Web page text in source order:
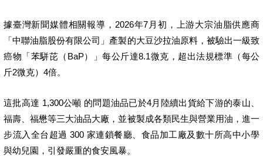
據臺灣新聞媒體相關報導，2026年7月初，上游大宗油脂供應商
「中聯油脂股份有限公司」產製的大豆沙拉油原料，被驗出一級致
癌物「苯駢芘（BaP）」每公斤達8.1微克，超出法規標準（每公
斤2微克）4倍。
這批高達 1,300公噸 的問題油品已於4月陸續出貨給下游的泰山、
福壽、福懋等三大油品大廠，並被製成各類民生與營業用油，進一
步流入全台超過 300 家連鎖餐廳、食品加工廠及數十所高中小學
與幼兒園，引發嚴重的食安風暴。